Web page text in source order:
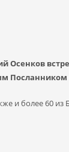
Осенков
и более 60 из